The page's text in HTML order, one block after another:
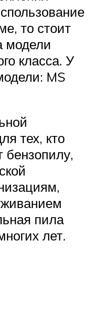
то стоит
модели
класса. У
MS
тех, кто
бензопилу,
пила
лет.